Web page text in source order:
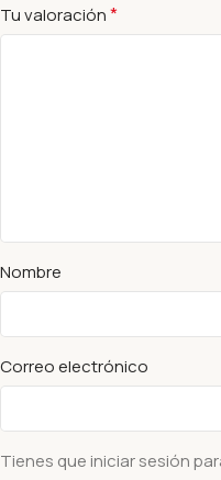
Tu valoración*
Nombre
Correo electrónico
Tienes que iniciar sesión